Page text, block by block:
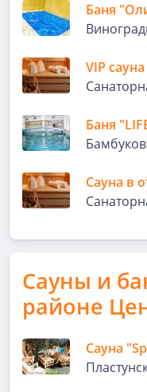
Баня
VIP
Баня
Сауна в
Сауны и
районе
Сауна